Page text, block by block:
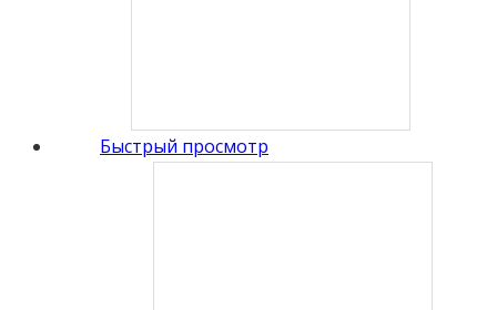
Быстрый просмотр